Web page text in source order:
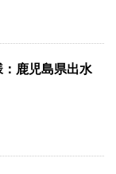
鹿児島県出水